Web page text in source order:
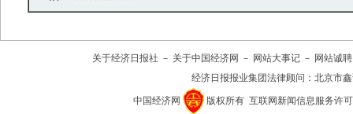
关于经济日报社 － 关于中国经济网 － 网站大事记 － 网站诚聘
经济日报报业集团法律顾问： 北京市
中国经济网 版权所有 互联网新闻信息服务许可